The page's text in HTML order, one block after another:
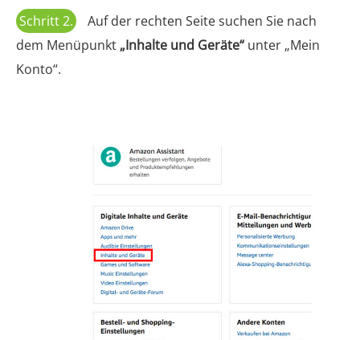
Schritt 2.
Auf der rechten Seite suchen Sie nach
dem Menüpunkt „Inhalte und Geräte“ unter „Mein
Konto“.